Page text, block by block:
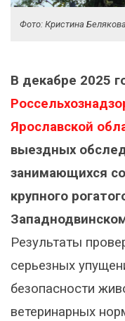
Фото: Кристина
В декабре 2025
Ярославской
выездных
занимающихся
крупного
Результаты
серьезных
безопасности
ветеринарных